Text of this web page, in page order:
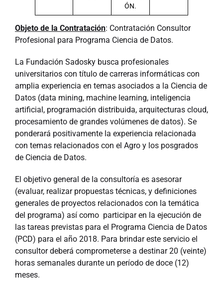
ÓN.
Objeto de la Contratación: Contratación Consultor
Profesional para Programa Ciencia de Datos.
La Fundación Sadosky busca profesionales
universitarios con título de carreras informáticas con
amplia experiencia en temas asociados a la Ciencia de
Datos (data mining, machine learning, inteligencia
artificial, programación distribuida, arquitecturas cloud,
procesamiento de grandes volúmenes de datos). Se
ponderará positivamente la experiencia relacionada
con temas relacionados con el Agro y los posgrados
de Ciencia de Datos.
El objetivo general de la consultoría es asesorar
(evaluar, realizar propuestas técnicas, y definiciones
generales de proyectos relacionados con la temática
del programa) así como participar en la ejecución de
las tareas previstas para el Programa Ciencia de Datos
(PCD) para el año 2018. Para brindar este servicio el
consultor deberá comprometerse a destinar 20 (veinte)
horas semanales durante un período de doce (12)
meses.